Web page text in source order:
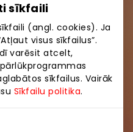
sīkfaili
(angl. cookies). Ja
visus sīkfailus”.
varēsit atcelt,
sīkfailus. Vairāk
Sīkfailu politika.
best offers, events
AKROPOLE shopping